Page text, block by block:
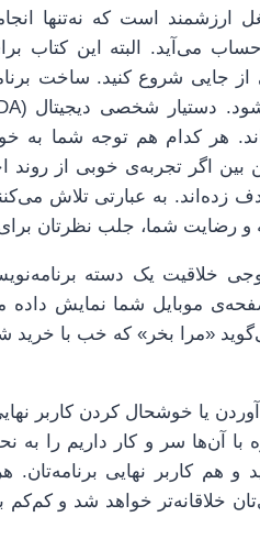
ارزشمند است که نه‌تنها
می‌آید. البته این کتاب
جایی شروع کنید. ساخت
هر کدام هم توجه شما به
اگر تجربه‌ی خوبی از روند
زده‌اند. به عبارتی تلاش
و رضایت شما، جلب نظرتان
خلاقیت یک دسته
موبایل شما نمایش داده
«مرا بخر» که خب با خرید
یا خوشحال کردن کاربر
آن‌ها سر و کار داریم را به
و هم کاربر نهایی
خلاقانه‌تر خواهد شد و